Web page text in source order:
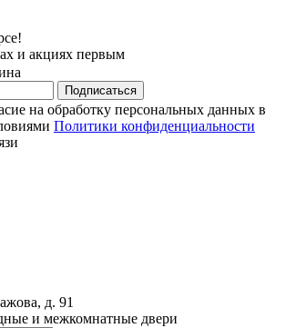
и акциях первым
на обработку персональных данных в
Политики конфиденциальности
д. 91
и межкомнатные двери